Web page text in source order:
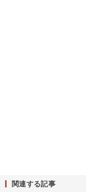
関連する記事